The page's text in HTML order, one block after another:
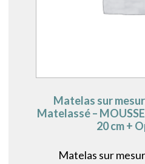
Matelas sur
Matelassé –
20 cm +
Matelas sur